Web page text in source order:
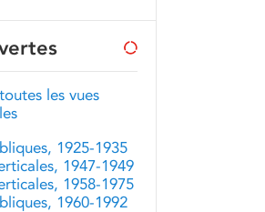
les vues
1925-1935
1947-1949
1958-1975
1960-1992